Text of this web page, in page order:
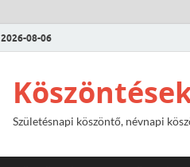
2026-08-06
Születésnapi köszöntő, névnapi